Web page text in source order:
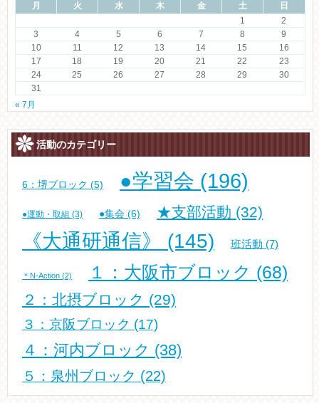
月 火 水 木 金 土
日
1
2
3
4 5 6 7 8
9
10
11 12 13 14 15
16
17
18 19 20 21 22
23
24
25 26 27 28 29
30
31
« 7月
活動のカテゴリー
6：堺ブロック (5) ●学習会 (196)
●運動・取組 (3) ●集会 (6) ★支部活動 (32)
《大通研通信》 (145) 班活動 (7)
＊N-Action (2) １：大阪市ブロック (68)
２：北摂ブロック (29)
３：京阪ブロック (17)
４：河内ブロック (38)
５：泉州ブロック (22)